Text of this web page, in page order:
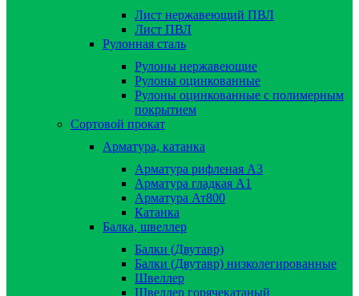
Лист нержавеющий ПВЛ
Лист ПВЛ
Рулонная сталь
Рулоны нержавеющие
Рулоны оцинкованные
Рулоны оцинкованные с полимерным
покрытием
Сортовой прокат
Арматура, катанка
Арматура рифленая А3
Арматура гладкая А1
Арматура Ат800
Катанка
Балка, швеллер
Балки (Двутавр)
Балки (Двутавр) низколегированные
Швеллер
Швеллер горячекатаный